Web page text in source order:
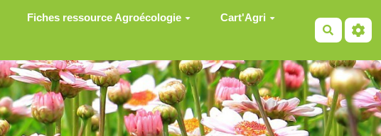
Fiches ressource Agroécologie Cart'Agri